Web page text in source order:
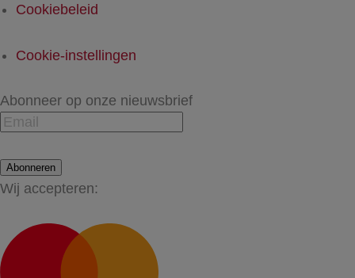
Cookiebeleid
Cookie-instellingen
Abonneer op onze nieuwsbrief
Abonneren
Wij accepteren: